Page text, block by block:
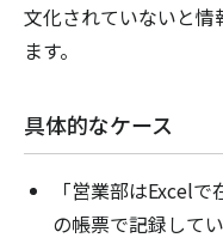
文化されていないと情
ます。
具体的なケース
「営業部はExcel
の帳票で記録して